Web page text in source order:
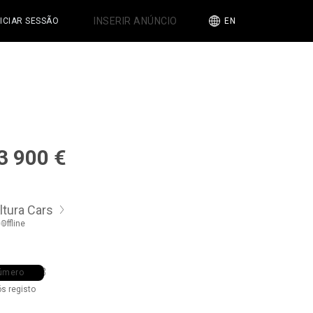
SESSÃO INSERIR ANÚNCIO EN
900 €
Cars
Offline
••• •03
registo